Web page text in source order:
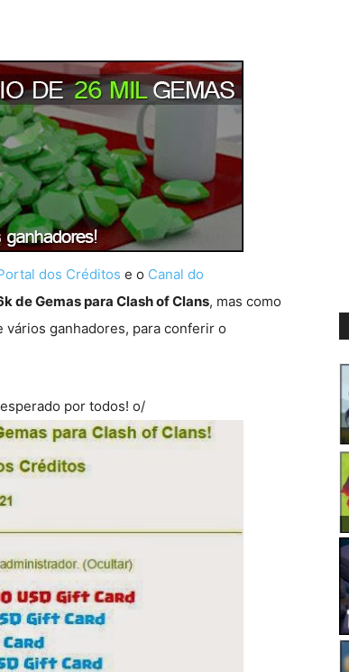
dos Créditos e o Canal do
de Gemas para Clash of Clans, mas como
ganhadores, para conferir o
por todos! o/